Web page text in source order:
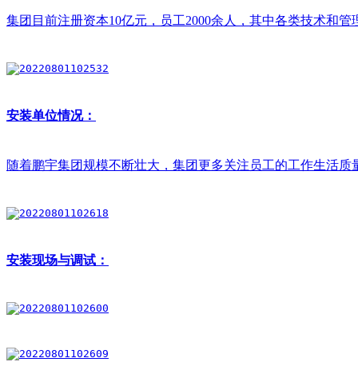
集团目前注册资本10亿元，员工2000余人，其中各类技术和
安装单位情况：
随着鹏宇集团规模不断壮大，集团更多关注员工的工作生活
安装现场与调试：